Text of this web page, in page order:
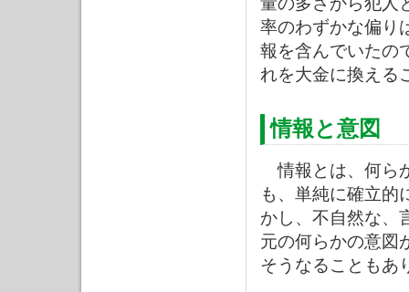
率のわずかな偏り
報を含んでいたの
れを大金に換える
情報と意図
情報とは、何ら
も、単純に確立的
かし、不自然な、
元の何らかの意図
そうなることもあ